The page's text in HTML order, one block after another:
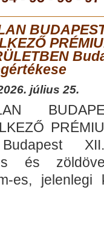
július 25.
és
es,